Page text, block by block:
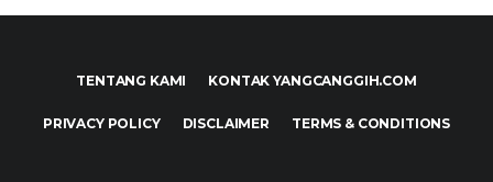
TENTANG KAMI KONTAK YANGCANGGIH.COM
PRIVACY POLICY DISCLAIMER TERMS & CONDITIONS